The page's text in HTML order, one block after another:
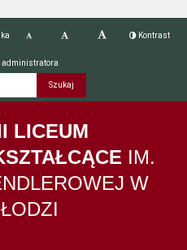
Kontrast
LICEUM
IM.
W
ŁODZI